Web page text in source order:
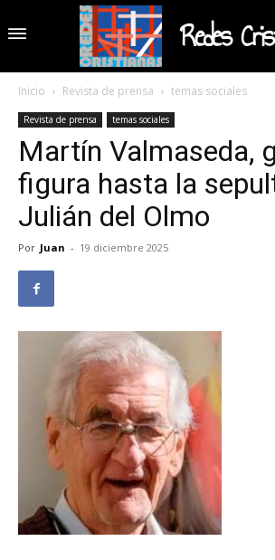
Redes
Inicio Revista de prensa temas sociales
Revista de prensa temas sociales
Martín Valmaseda,
figura hasta la
Julián del Olmo
Por Juan - 19 diciembre 2025